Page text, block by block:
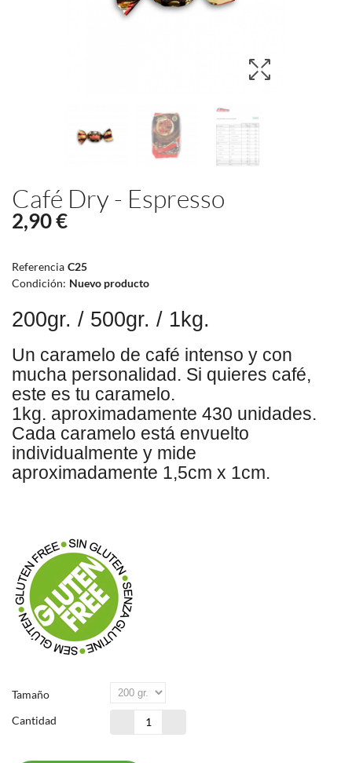
Café Dry - Espresso
2,90 €
Referencia C25
Condición: Nuevo producto
200gr. / 500gr. / 1kg.
Un caramelo de café intenso y con
mucha personalidad. Si quieres café,
este es tu caramelo.
1kg. aproximadamente 430 unidades.
Cada caramelo está envuelto
individualmente y mide
aproximadamente 1,5cm x 1cm.
Tamaño
Cantidad